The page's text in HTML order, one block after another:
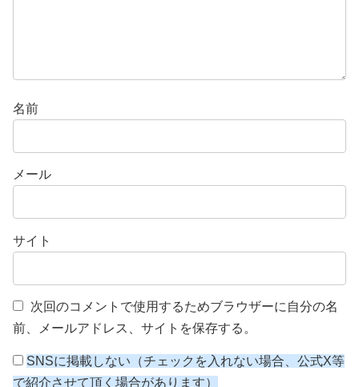
名前
メール
サイト
次回のコメントで使用するためブラウザーに自分の名
前、メールアドレス、サイトを保存する。
SNSに掲載しない（チェックを入れない場合、公式X等
で紹介させて頂く場合があります）